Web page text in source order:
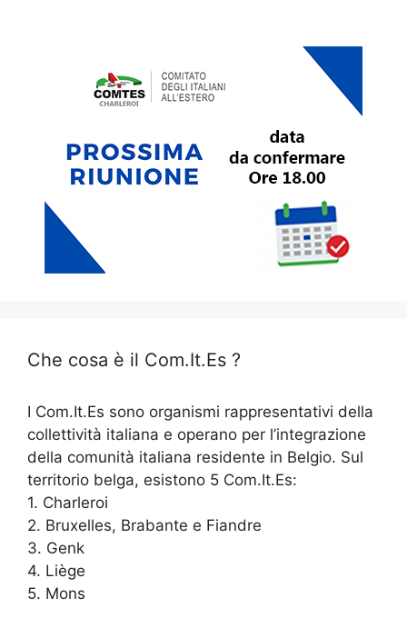
Che cosa è il Com.It.Es ?
I Com.It.Es sono organismi rappresentativi della
collettività italiana e operano per l’integrazione
della comunità italiana residente in Belgio. Sul
territorio belga, esistono 5 Com.It.Es:
1. Charleroi
2. Bruxelles, Brabante e Fiandre
3. Genk
4. Liège
5. Mons